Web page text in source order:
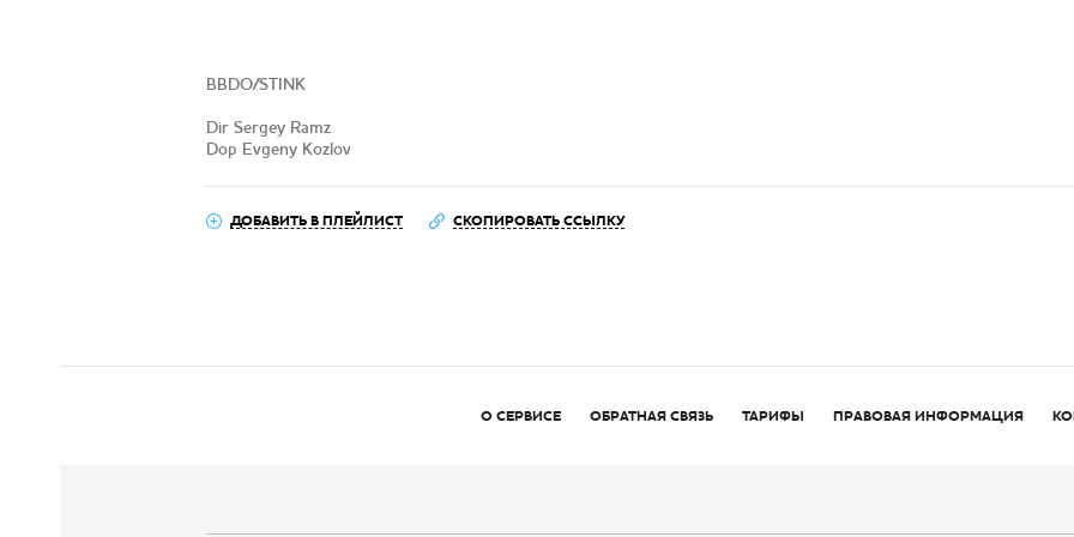
BBDO/STINK
Dir Sergey Ramz
Dop Evgeny Kozlov
ДОБАВИТЬ В ПЛЕЙЛИСТ СКОПИРОВАТЬ ССЫЛКУ
О СЕРВИСЕ ОБРАТНАЯ СВЯЗЬ ТАРИФЫ ПРАВОВАЯ ИНФОРМАЦИЯ